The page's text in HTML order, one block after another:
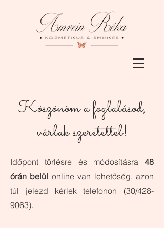
Köszönöm a foglalásod,
várlak szeretettel!
Időpont törlésre és módosításra 48
órán belül online van lehetőség, azon
túl jelezd kérlek telefonon (30/428-
9063).